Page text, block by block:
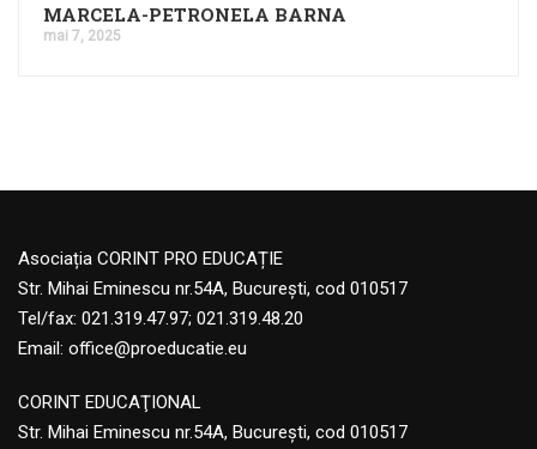
MARCELA-PETRONELA BARNA
mai 7, 2025
Asociația CORINT PRO EDUCAȚIE
Str. Mihai Eminescu nr.54A, București, cod 010517
Tel/fax: 021.319.47.97; 021.319.48.20
Email: office@proeducatie.eu
CORINT EDUCAŢIONAL
Str. Mihai Eminescu nr.54A, Bucureşti, cod 010517